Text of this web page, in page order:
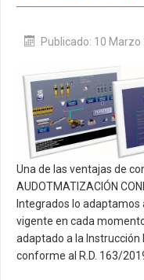
Ingeniería y consultoría
Productos
Actualidad
Artículos Técnicos
Área de descargas
Contacto
Actualidad
Publicado: 10 Marzo
Una de las ventajas de
AUDOTMATIZACIÓN
Integrados lo
vigente en cada
adaptado a la Instrucción
conforme al R.D. 163/